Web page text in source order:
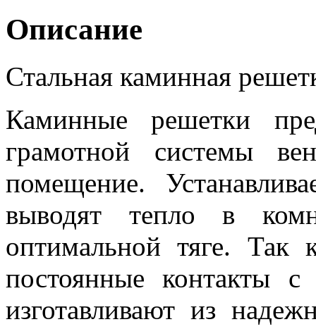
Описание
Стальная каминная
Каминные решетки
грамотной системы
помещение.
выводят тепло в
оптимальной тяге.
постоянные контакты
изготавливают из